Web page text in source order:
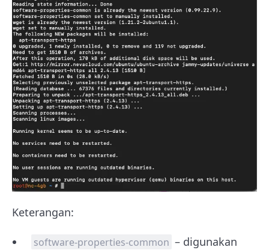
Keterangan:
software-properties-common – digunakan